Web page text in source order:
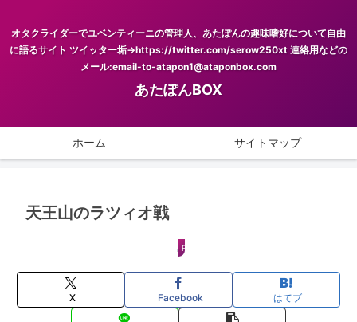
オタクライダーでユベンティーニの管理人、あたぽんの趣味嗜好について自由
に語るサイト ツイッター垢→https://twitter.com/serow250xt 連絡用などの
メール:email-to-atapon1@ataponbox.com
あたぽんBOX
ホーム サイトマップ
天王山のラツィオ戦
FOOTBALL
X Facebook はてブ